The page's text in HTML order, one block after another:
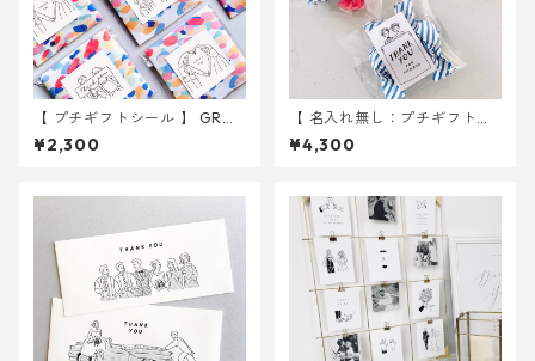
【 プチギフトシール 】 GRO
OM&BRIDE 3種入り 30枚
｜ 結婚式 ウェディング
¥2,300
【 名入れ無し：プチギフト用
シール 】 イラスト 105枚入り
｜ 結婚式 ウェディング
¥4,300